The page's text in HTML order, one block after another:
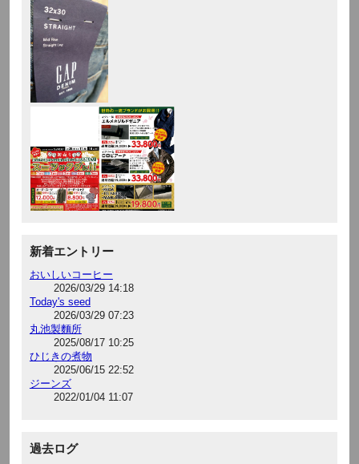
新着エントリー
おいしいコーヒー
2026/03/29 14:18
Today's seed
2026/03/29 07:23
丸池製麵所
2025/08/17 10:25
ひじきの煮物
2025/06/15 22:52
ジーンズ
2022/01/04 11:07
過去ログ